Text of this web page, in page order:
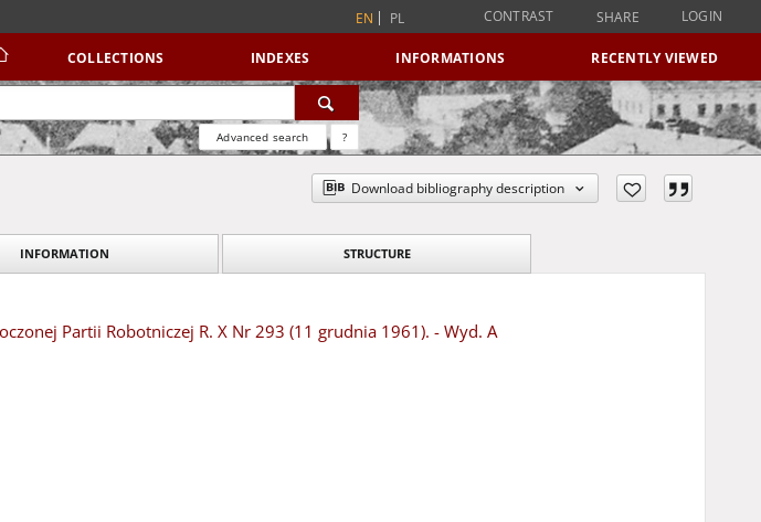
EN PL CONTRAST SHARE LOGIN
COLLECTIONS INDEXES INFORMATIONS RECENTLY VIEWED
Advanced search ?
Download bibliography description
INFORMATION STRUCTURE
Partii Robotniczej R. X Nr 293 (11 grudnia 1961). - Wyd. A